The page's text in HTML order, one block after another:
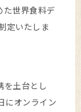
た世界食料デ
定いたしま
を土台とし
にオンライン